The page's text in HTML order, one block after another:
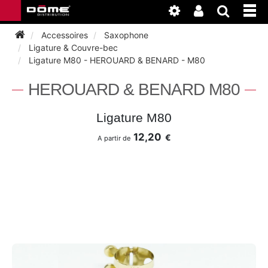
SAXHORN EUPHONIUM
ACCESSOIRES
Accessoires
Saxophone
Ligature & Couvre-bec
Ligature M80 - HEROUARD & BENARD - M80
HEROUARD & BENARD M80
Ligature M80
A partir de 12,20 €